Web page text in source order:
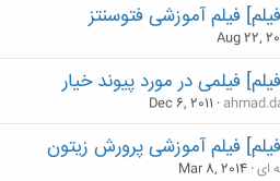
فیلم آموزشی فتوسنتز
Aug 22,
فیلمی در مورد پیوند خیار
Dec 6, 2011
فیلم] فیلم آموزشی پرورش زیتون
ای Mar 8, 2014